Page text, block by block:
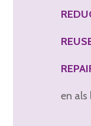
R
en als